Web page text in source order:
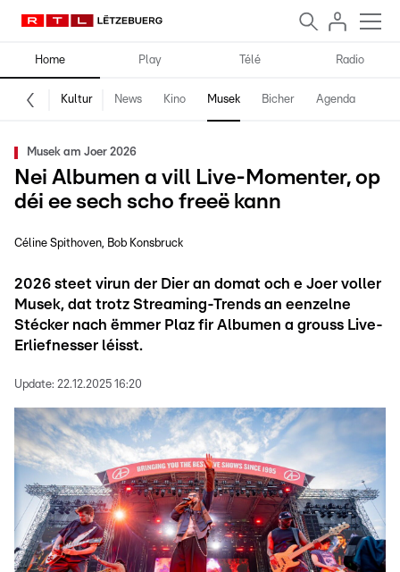
Home Play Télé Radio
Kultur News Kino Musek Bicher Agenda
Musek am Joer 2026
Nei Albumen a vill Live-Momenter, op
déi ee sech scho freeë kann
Céline Spithoven Bob Konsbruck
2026 steet virun der Dier an domat och e Joer voller
Musek, dat trotz Streaming-Trends an eenzelne
Stécker nach ëmmer Plaz fir Albumen a grouss Live-
Erliefnesser léisst.
Update: 22.12.2025 16:20